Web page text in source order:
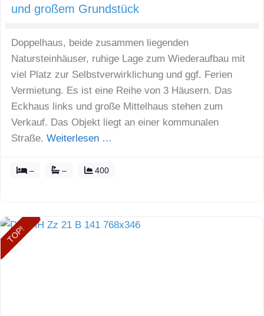
und großem Grundstück
Doppelhaus, beide zusammen liegenden
Natursteinhäuser, ruhige Lage zum Wiederaufbau mit
viel Platz zur Selbstverwirklichung und ggf. Ferien
Vermietung. Es ist eine Reihe von 3 Häusern. Das
Eckhaus links und große Mittelhaus stehen zum
Verkauf. Das Objekt liegt an einer kommunalen
Straße. Weiterlesen …
– – 400
TOP!